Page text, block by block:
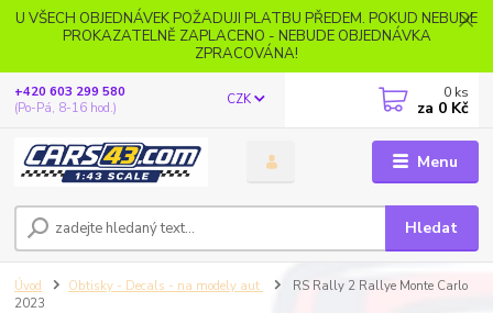
U VŠECH OBJEDNÁVEK POŽADUJI PLATBU PŘEDEM. POKUD NEBUDE
PROKAZATELNĚ ZAPLACENO - NEBUDE OBJEDNÁVKA
ZPRACOVÁNA!
Menu
CZK
Hledat
+420 603 299 580
(Po-Pá, 8-16 hod.)
0 ks
za 0 Kč
Úvod Obtisky - Decals - na modely aut
RS Rally 2 Rallye Monte Carlo
2023